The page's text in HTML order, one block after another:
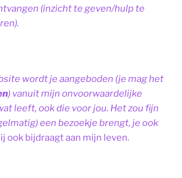
(inzicht te geven/hulp te
wordt je aangeboden (je mag het
) vanuit mijn onvoorwaardelijke
leeft, ook die voor jou. Het zou fijn
een bezoekje brengt, je ook
ook bijdraagt aan mijn leven.